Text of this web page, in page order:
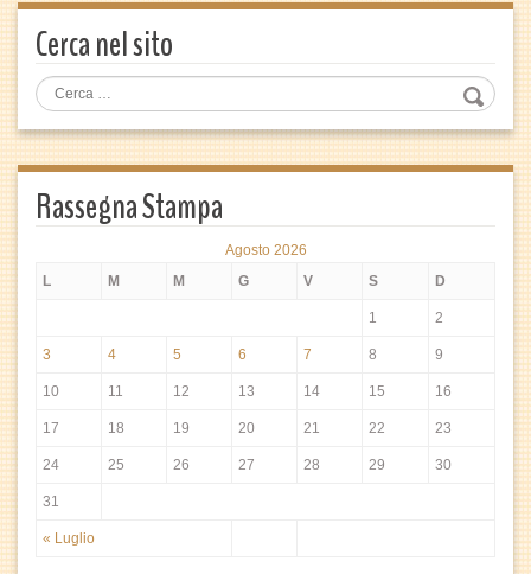
Cerca nel sito
Rassegna Stampa
Agosto 2026
L
M M G V S D
« Luglio
1 2
3 4 5 6 7 8 9
10 11 12 13 14 15 16
17 18 19 20 21 22 23
24 25 26 27 28 29 30
31